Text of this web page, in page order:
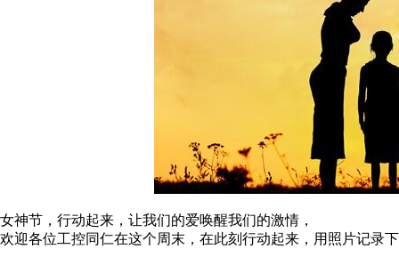
女神节，行动起来，让我们的爱唤醒我们的激情，
欢迎各位工控同仁在这个周末，在此刻行动起来，用照片记录